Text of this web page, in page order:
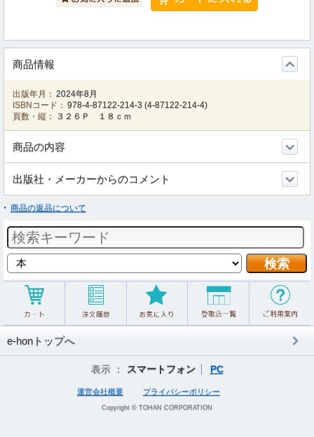
商品情報
出版年月： 2024年8月
ISBNコード： 978-4-87122-214-3 (4-87122-214-4)
頁数・縦：
３２６Ｐ １８ｃｍ
商品の内容
出版社・メーカーからのコメント
商品の返品について
e-honトップへ
表示 ： スマートフォン PC
運営会社概要 プライバシーポリシー
Copyright © TOHAN CORPORATION